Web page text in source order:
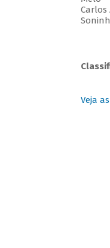
Carlos
Veja